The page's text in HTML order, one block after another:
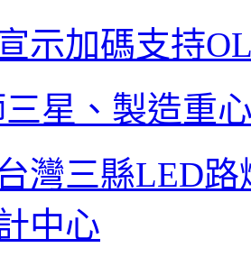
示加碼支持
星、製造重
灣三縣LED路
中心